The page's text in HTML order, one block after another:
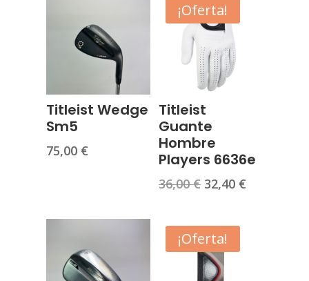
Titleist Wedge
Sm5
75,00 €
¡Oferta!
Titleist
Guante
Hombre
Players 6636e
36,00€ El
era:
36,00 €.
32,40 €
¡Oferta!